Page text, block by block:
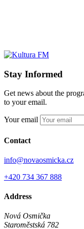
Stay Informed
Get news about the
to your email.
Your email
Contact
info@novaosmicka.cz
+420 734 367 888
Address
Nová Osmička
Staroměstská 782